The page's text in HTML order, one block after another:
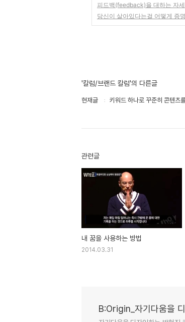
피드백(feedback)을 대하는 자세
당신이 살아있다는걸 어떻게 증
'칼럼/브랜드 칼럼'의 다른글
현재글 키워드 하나로 꾸준히 콘텐츠
관련글
내 꿈을 사용하는 방법
2014.03.31
B:Origin_자기다움을